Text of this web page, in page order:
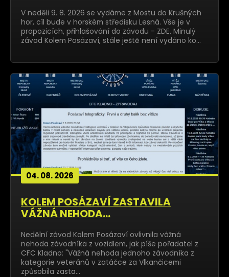
V neděli 9. 8. 2026 se vydáme z Mostu do Krušných
hor, cíl bude v horském středisku Lesná. Vše je v
propozicích, přihlašování do závodu - ZDE. Minulý
závod Kolem Posázaví, stále ještě není vydáno ko…
KOLEM POSÁZAVÍ ZASTAVILA
VÁŽNÁ NEHODA...
04. 08. 2026
Nedělní závod Kolem Posázaví ovlivnila vážná
nehoda závodníka z vozidlem, jak píše pořadatel z
CFC Kladno: "Vážná nehoda jednoho závodníka z
kategorie veteránů v zatáčce za Vlkančicemi
způsobila zasta…